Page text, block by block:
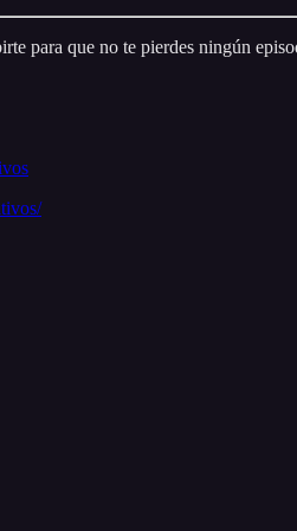
para que no te pierdes ningún